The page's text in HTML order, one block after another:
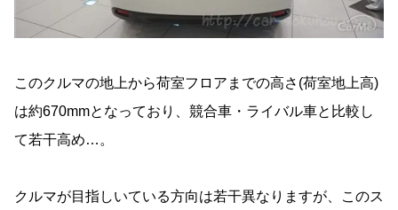
このクルマの地上から荷室フロアまでの高さ(荷室地上高)
は約670mmとなっており、競合車・ライバル車と比較し
て若干高め…。
クルマが目指しいている方向は若干異なりますが、このス